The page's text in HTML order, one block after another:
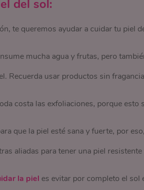
del sol:
te queremos ayudar a cuidar tu piel
mucha agua y frutas, pero
Recuerda usar productos sin
costa las exfoliaciones, porque esto
que la piel esté sana y fuerte, por
aliadas para tener una piel
la piel es evitar por completo el sol